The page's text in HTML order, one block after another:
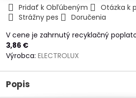
Pridať k Obľúbeným
Otázka k
Strážny pes
Doručenia
V cene je zahrnutý recyklačný
3,86 €
Výrobca: ELECTROLUX
Popis